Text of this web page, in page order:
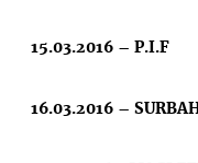
15.03.2016 – P.I.F
16.03.2016 –